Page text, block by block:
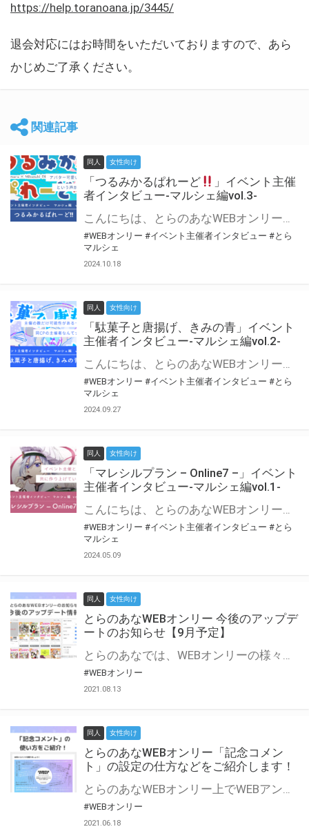
https://help.toranoana.jp/3445/
退会対応にはお時間をいただいておりますので、あら
かじめご了承ください。
関連記事
同人 女性向け
「つるみかるぱれーど
」イベント主催
者インタビュー-マルシェ編vol.3-
こんにちは、とらのあなWEBオンリー運営スタッフです。 新たにお届けする、イベント主催者インタビュー-マルシェ編-は、 とらのあなWEBオンリー「マルシェ」をご利用した主催様に 「マルシェ」を使って開催した感想や心がけをお聞きする企画です。 今回は、WEBオンリー初開催「つるみかるぱれーど
#WEBオンリー #イベント主催者インタビュー #とら
マルシェ
2024.10.18
同人 女性向け
「駄菓子と唐揚げ、きみの青」イベント
主催者インタビュー-マルシェ編vol.2-
こんにちは、とらのあなWEBオンリー運営スタッフです。 新たにお届けする、イベント主催者インタビュー-マルシェ編-は、 とらのあなWEBオンリー「マルシェ」をご利用の主催様に 「マルシェ」を使ってイベントを開催した感想や心がけをお聞きする企画です。 今回は、WEBオンリー初開催「駄菓子と唐揚げ、きみの青」より、 主催のぎこ六屋様にお話を伺いました。 協力：ぎこ六屋様／イベント公式Twitter（@krkgwks） とらのあなWEBオンリー「マルシェ」とは？ WEBオンリーでリアルタイムでコミュニケーションがとれるオンライン会場です。
#WEBオンリー #イベント主催者インタビュー #とら
マルシェ
2024.09.27
同人 女性向け
「マレシルプラン – Online7 –」イベント
主催者インタビュー-マルシェ編vol.1-
こんにちは、とらのあなWEBオンリー運営スタッフです。 新たにお届けする、イベント主催者インタビュー-マルシェ編-は、 とらのあなWEBオンリー「マルシェ」をご利用した主催様に 「マルシェ」を使って開催した感想や心がけをお聞きする企画です。 今回は、WEBオンリー開催7回目迎えた「マレシルプラン – Online7 –」より、 主催の玉川うた様にお話を伺いました。 ▼マレシルプランのインタビュー前回記事 「イベント主催者インタビュー vol.6」はこちら 協力：玉川うた様（マレシルプラン実行委員会 代表）／イベント公式Twitter（@mallesil_plan） とらのあなWEBオンリー「マルシェ」とは？ WEBオンリーでリアルタイムでコミュニケーションがとれるオンライン会場です。
#WEBオンリー #イベント主催者インタビュー #とら
マルシェ
2024.05.09
同人 女性向け
とらのあなWEBオンリー 今後のアップデ
ートのお知らせ【9月予定】
とらのあなでは、WEBオンリーの様々な支援を実施しています。 今回は2021年9月に実装を予定しているアップデート情報についてご紹介いたします。 とらのあなWEBオンリーサイトはこちら
#WEBオンリー
2021.08.13
同人 女性向け
とらのあなWEBオンリー「記念コメン
ト」の設定の仕方などをご紹介します！
とらのあなWEBオンリー上でWEBアンソロジーが作成できる「記念コメント」について、その使い方や作成手順を解説します！ 支援タイプを「サークル参加型」「サークル参加型・マルシェ(イベント会場)機能付き」でお申し込みいただいている主催者様はぜひご活用ください♪ とらのあなWEBオンリーサイトはこちら
#WEBオンリー
2021.06.18